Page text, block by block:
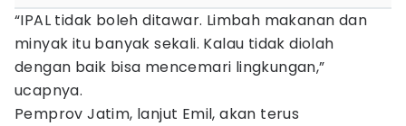
“IPAL tidak boleh ditawar. Limbah makanan dan
minyak itu banyak sekali. Kalau tidak diolah
dengan baik bisa mencemari lingkungan,”
ucapnya.
Pemprov Jatim, lanjut Emil, akan terus